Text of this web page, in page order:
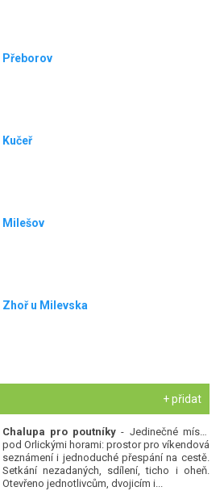
Přeborov
Kučeř
Milešov
Zhoř u Milevska
+ přidat
Chalupa pro poutníky - Jedinečné místo
pod Orlickými horami: prostor pro víkendová
seznámení i jednoduché přespání na cestě.
Setkání nezadaných, sdílení, ticho i oheň.
Otevřeno jednotlivcům, dvojicím i...